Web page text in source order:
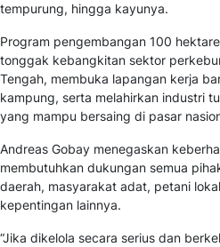
tempurung, hingga kayunya.
Program pengembangan 100
tonggak kebangkitan sektor
Tengah, membuka lapangan kerja
kampung, serta melahirkan industri
yang mampu bersaing di pasar
Andreas Gobay menegaskan
membutuhkan dukungan semua
daerah, masyarakat adat, petani
kepentingan lainnya.
“Jika dikelola secara serius dan